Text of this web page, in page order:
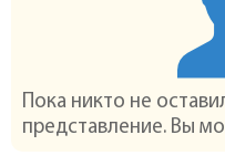
Пока никто не
представление. Вы